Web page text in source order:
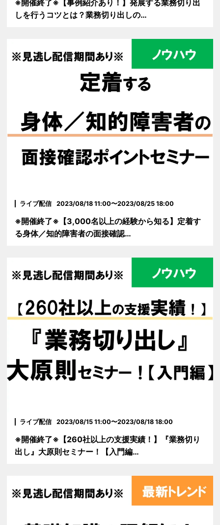
※開催終了※【事例紹介あり！】発展する業務切り出
しを行うコツとは？業務切り出しの…
ライブ配信 2023/08/18 11:00〜2023/08/25 18:00
※開催終了※【3,000名以上の経験から知る】定着す
る身体／知的障害者の面接確認…
ライブ配信 2023/08/15 11:00〜2023/08/18 18:00
※開催終了※【260社以上の支援実績！】『業務切り
出し』大原則セミナー！【入門編…